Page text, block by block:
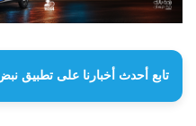
تابع أحدث أخبارنا على تطبيق